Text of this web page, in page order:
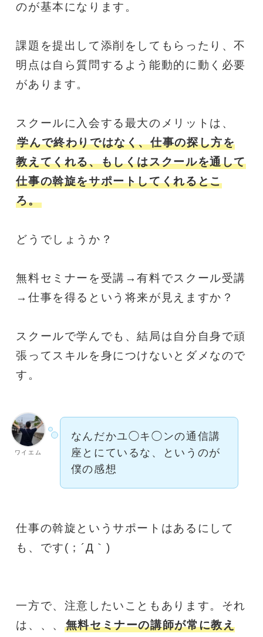
のが基本になります。
課題を提出して添削をしてもらったり、不
明点は自ら質問するよう能動的に動く必要
があります。
スクールに入会する最大のメリットは、
学んで終わりではなく、仕事の探し方を
教えてくれる、もしくはスクールを通して
仕事の斡旋をサポートしてくれるとこ
ろ。
どうでしょうか？
無料セミナーを受講→有料でスクール受講
→仕事を得るという将来が見えますか？
スクールで学んでも、結局は自分自身で頑
張ってスキルを身につけないとダメなので
す。
ワイエム
なんだかユ◯キ◯ンの通信講
座とにているな、というのが
僕の感想
仕事の斡旋というサポートはあるにして
も、です(；´Д｀)
一方で、注意したいこともあります。それ
は、、、 無料セミナーの講師が常に教え